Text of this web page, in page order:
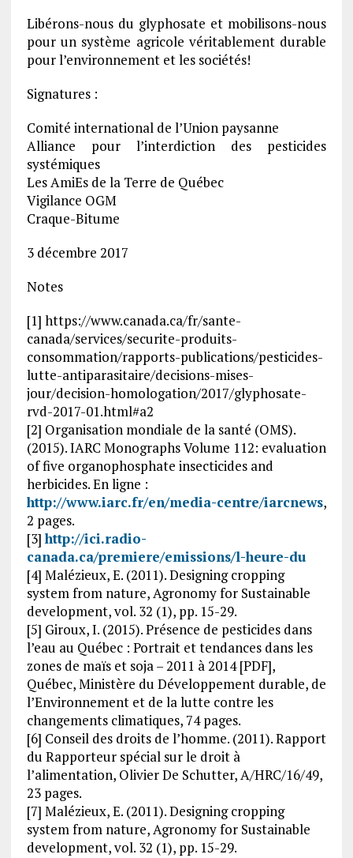
Libérons-nous du glyphosate et mobilisons-nous
pour un système agricole véritablement durable
pour l’environnement et les sociétés!
Signatures :
Comité international de l’Union paysanne
Alliance pour l’interdiction des pesticides
systémiques
Les AmiEs de la Terre de Québec
Vigilance OGM
Craque-Bitume
3 décembre 2017
Notes
[1] https://www.canada.ca/fr/sante-
canada/services/securite-produits-
consommation/rapports-publications/pesticides-
lutte-antiparasitaire/decisions-mises-
jour/decision-homologation/2017/glyphosate-
rvd-2017-01.html#a2
[2] Organisation mondiale de la santé (OMS).
(2015). IARC Monographs Volume 112: evaluation
of five organophosphate insecticides and
herbicides. En ligne :
http://www.iarc.fr/en/media-centre/iarcnews,
2 pages.
[3]http://ici.radio-
canada.ca/premiere/emissions/l-heure-du
[4] Malézieux, E. (2011). Designing cropping
system from nature, Agronomy for Sustainable
development, vol. 32 (1), pp. 15-29.
[5] Giroux, I. (2015). Présence de pesticides dans
l’eau au Québec : Portrait et tendances dans les
zones de maïs et soja – 2011 à 2014 [PDF],
Québec, Ministère du Développement durable, de
l’Environnement et de la lutte contre les
changements climatiques, 74 pages.
[6] Conseil des droits de l’homme. (2011). Rapport
du Rapporteur spécial sur le droit à
l’alimentation, Olivier De Schutter, A/HRC/16/49,
23 pages.
[7] Malézieux, E. (2011). Designing cropping
system from nature, Agronomy for Sustainable
development, vol. 32 (1), pp. 15-29.